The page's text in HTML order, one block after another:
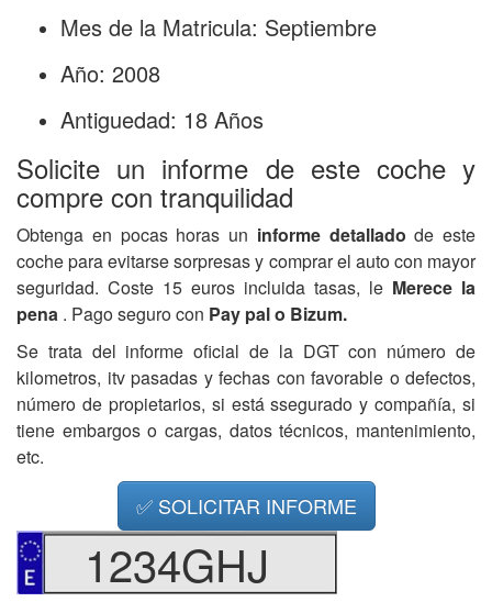
Mes de la Matricula: Septiembre
Año: 2008
Antiguedad: 18 Años
Solicite un informe de este coche y
compre con tranquilidad
Obtenga en pocas horas un informe detalladode este
coche para evitarse sorpresas y comprar el auto con mayor
seguridad. Coste 15 euros incluida tasas, le Merece la
pena . Pago seguro con Pay pal o Bizum.
Se trata del informe oficial de la DGT con número de
kilometros, itv pasadas y fechas con favorable o defectos,
número de propietarios, si está ssegurado y compañía, si
tiene embargos o cargas, datos técnicos, mantenimiento,
etc.
✅ SOLICITAR INFORME
1234GHJ